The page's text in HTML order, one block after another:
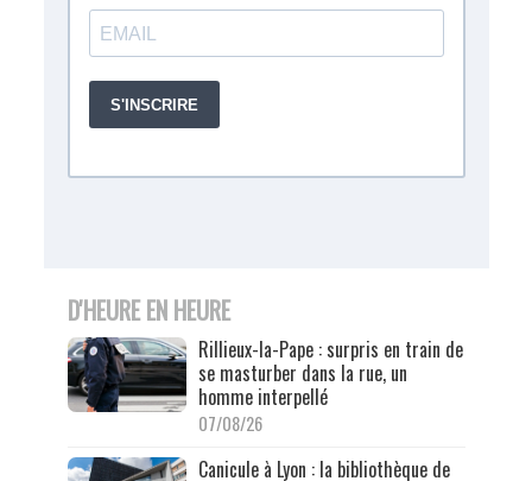
D'HEURE EN HEURE
Rillieux-la-Pape : surpris en train de
se masturber dans la rue, un
homme interpellé
07/08/26
Canicule à Lyon : la bibliothèque de